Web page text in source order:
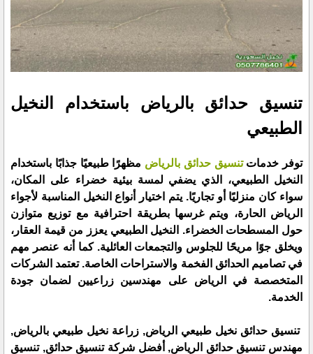
تنسيق حدائق بالرياض باستخدام النخيل
الطبيعي
توفر خدمات تنسيق حدائق بالرياض مظهرًا طبيعيًا جذابًا باستخدام
النخيل الطبيعي، الذي يضفي لمسة بيئية خضراء على المكان،
سواء كان منزليًا أو تجاريًا. يتم اختيار أنواع النخيل المناسبة لأجواء
الرياض الحارة، ويتم غرسها بطريقة احترافية مع توزيع متوازن
حول المسطحات الخضراء. النخيل الطبيعي يعزز من قيمة العقار،
ويخلق جوًا مريحًا للجلوس والتجمعات العائلية. كما أنه عنصر مهم
في تصاميم الحدائق الفخمة والاستراحات الخاصة. تعتمد الشركات
المتخصصة في الرياض على مهندسين زراعيين لضمان جودة
الخدمة.
تنسيق حدائق نخيل طبيعي الرياض, زراعة نخيل طبيعي بالرياض,
مهندس تنسيق حدائق الرياض, أفضل شركة تنسيق حدائق, تنسيق